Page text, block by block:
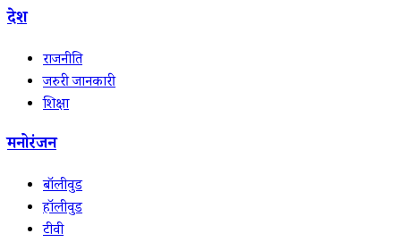
देश
राजनीति
जरुरी जानकारी
शिक्षा
मनोरंजन
बॉलीवुड
हॉलीवुड
टीवी